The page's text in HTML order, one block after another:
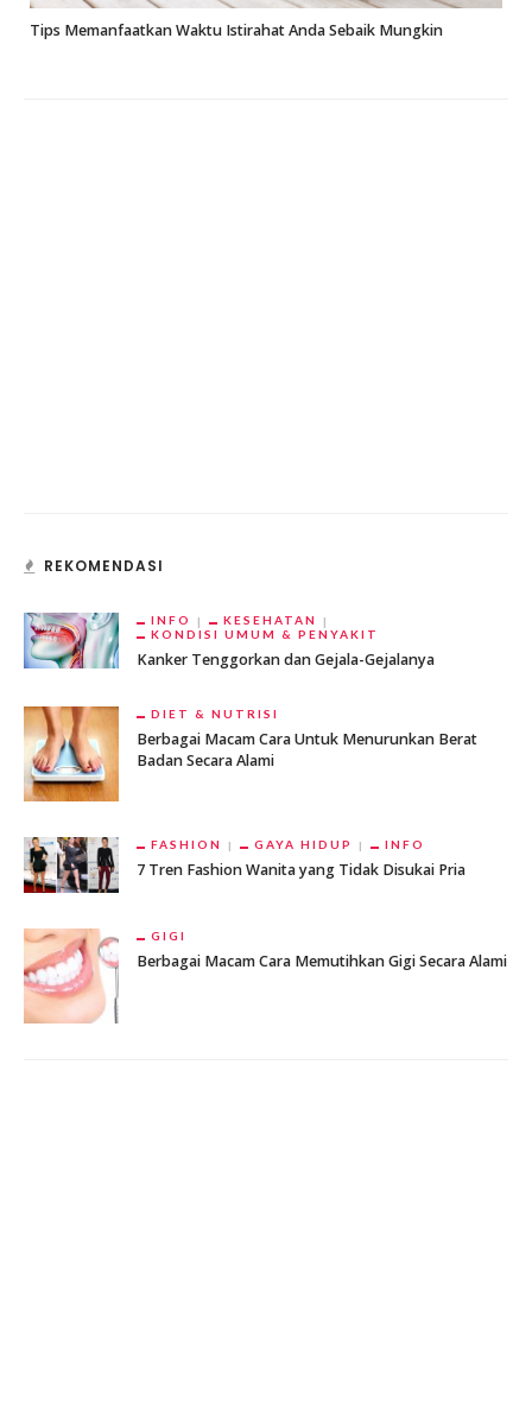
Tips Memanfaatkan Waktu Istirahat Anda Sebaik Mungkin
REKOMENDASI
INFO
KESEHATAN
KONDISI UMUM & PENYAKIT
Kanker Tenggorkan dan Gejala-Gejalanya
DIET & NUTRISI
Berbagai Macam Cara Untuk Menurunkan Berat
Badan Secara Alami
FASHION GAYA HIDUP INFO
7 Tren Fashion Wanita yang Tidak Disukai Pria
GIGI
Berbagai Macam Cara Memutihkan Gigi Secara Alami